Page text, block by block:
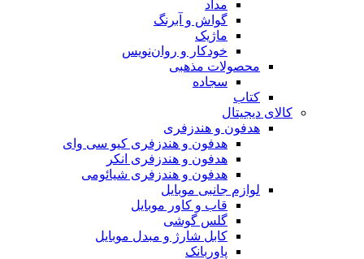
مداد
گواش و آبرنگ
ماژیک
خودکار و روان‌نویس
محصولات مذهبی
سجاده
کتاب
کالای دیجیتال
هدفون و هندزفری
هدفون و هندزفری کیو سی وای
هدفون و هندزفری انکر
هدفون و هندزفری شیائومی
لوازم جانبی موبایل
قاب و کاور موبایل
گلس گوشی
کابل شارژ و مبدل موبایل
پاوربانک